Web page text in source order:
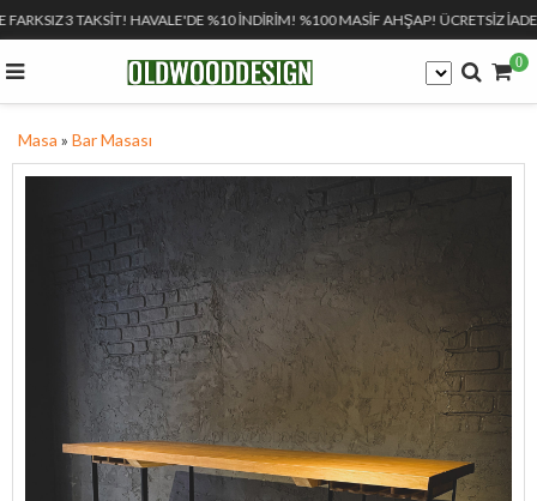
3 TAKSİT! HAVALE'DE %10 İNDİRİM! %100 MASİF AHŞAP! ÜCRETSİZ
0
Masa » Bar Masası